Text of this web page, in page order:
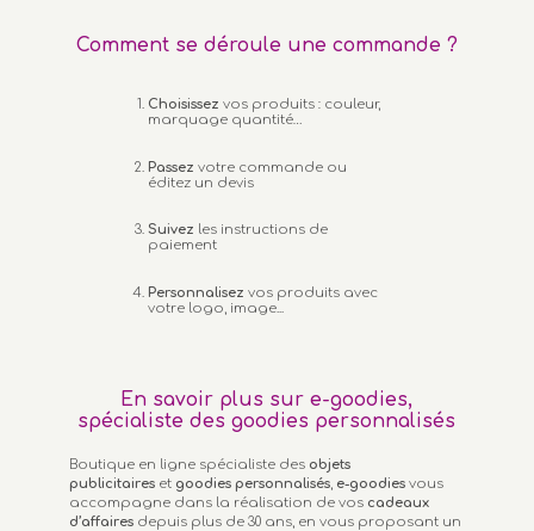
Comment se déroule une commande ?
Choisissez vos produits : couleur,
marquage quantité…
Passez votre commande ou
éditez un devis
Suivez les instructions de
paiement
Personnalisez vos produits avec
votre logo, image...
En savoir plus sur e-goodies,
spécialiste des goodies personnalisés
Boutique en ligne spécialiste des objets
publicitaires et goodies personnalisés, e-goodies vous
accompagne dans la réalisation de vos cadeaux
d’affaires depuis plus de 30 ans, en vous proposant un